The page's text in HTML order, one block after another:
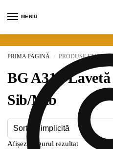
MENIU
PRIMA PAGINĂ / PRODUSE ETICHETATE
BG A31 -
Sib/Mib
Afișez singurul rezultat